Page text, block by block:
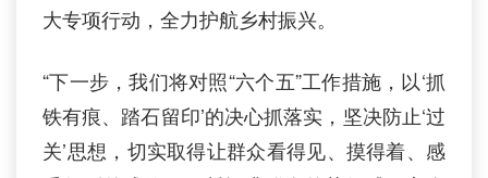
大专项行动，全力护航乡村振兴。
“下一步，我们将对照“六个五”工作措施，以‘抓
铁有痕、踏石留印’的决心抓落实，坚决防止‘过
关’思想，切实取得让群众看得见、摸得着、感